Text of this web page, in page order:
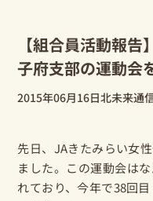
【組合員活動報
子府支部の運動会
2015年06月16日北未来通
先日、JAきたみらい女
ました。この運動会は
れており、今年で38回